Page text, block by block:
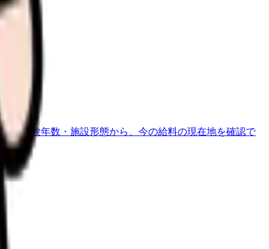
域・経験年数・施設形態から、今の給料の現在地を確認で